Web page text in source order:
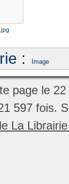
: Image
page le
597 fois.
La